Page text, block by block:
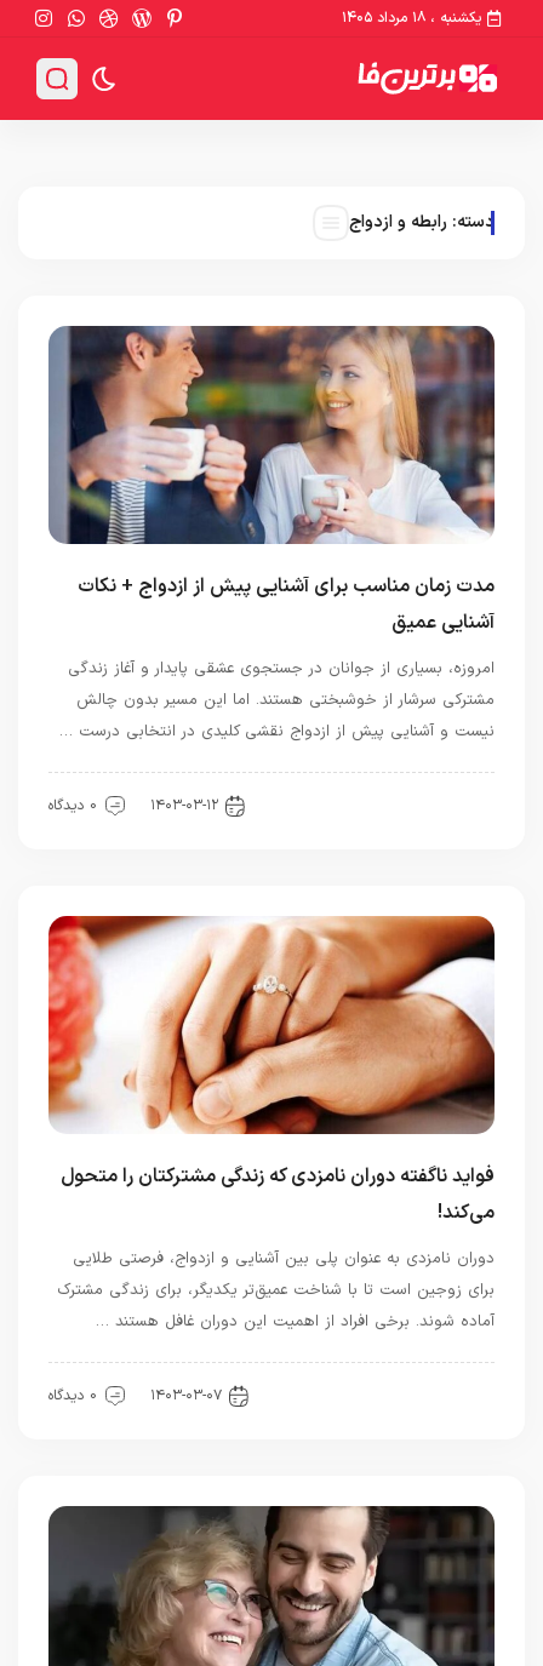
یکشنبه ، ۱۸ مرداد ۱۴۰۵
دسته: رابطه و ازدواج
مدت زمان مناسب برای آشنایی پیش از ازدواج + نکات
آشنایی عمیق
امروزه، بسیاری از جوانان در جستجوی عشقی پایدار و آغاز زندگی
مشترکی سرشار از خوشبختی هستند. اما این مسیر بدون چالش
نیست و آشنایی پیش از ازدواج نقشی کلیدی در انتخابی درست …
۱۴۰۳-۰۳-۱۲ 0 دیدگاه
فواید ناگفته دوران نامزدی که زندگی مشترکتان را متحول
می‌کند!
دوران نامزدی به عنوان پلی بین آشنایی و ازدواج، فرصتی طلایی
برای زوجین است تا با شناخت عمیق‌تر یکدیگر، برای زندگی مشترک
آماده شوند. برخی افراد از اهمیت این دوران غافل هستند …
۱۴۰۳-۰۳-۰۷ 0 دیدگاه